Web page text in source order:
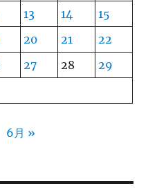
13 14
15
20 21
22
27 28
29
6月 »